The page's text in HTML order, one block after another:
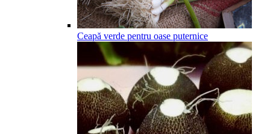
Ceapă verde pentru oase puternice